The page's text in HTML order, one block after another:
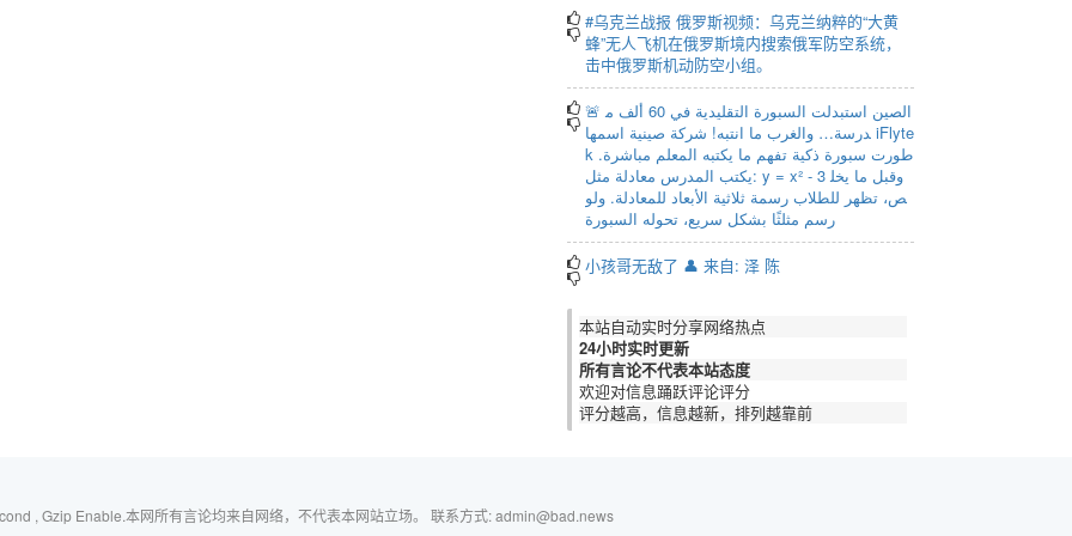
#乌克兰战报 俄罗斯视频：乌克兰纳粹的“大黄
蜂”无人飞机在俄罗斯境内搜索俄军防空系统，
击中俄罗斯机动防空小组。
🚨 الصين استبدلت السبورة التقليدية في 60 ألف م
درسة… والغرب ما انتبه! شركة صينية اسمها iFlyte
k طورت سبورة ذكية تفهم ما يكتبه المعلم مباشرة.
يكتب المدرس معادلة مثل: y = x² - 3 وقبل ما يخل
ص، تظهر للطلاب رسمة ثلاثية الأبعاد للمعادلة. ولو
رسم مثلثًا بشكل سريع، تحوله السبورة
小孩哥无敌了 👤 来自: 泽 陈
本站自动实时分享网络热点
24小时实时更新
所有言论不代表本站态度
欢迎对信息踊跃评论评分
评分越高，信息越新，排列越靠前
, Gzip Enable.本网所有言论均来自网络，不代表本网站立场。 联系方式:admin@bad.news